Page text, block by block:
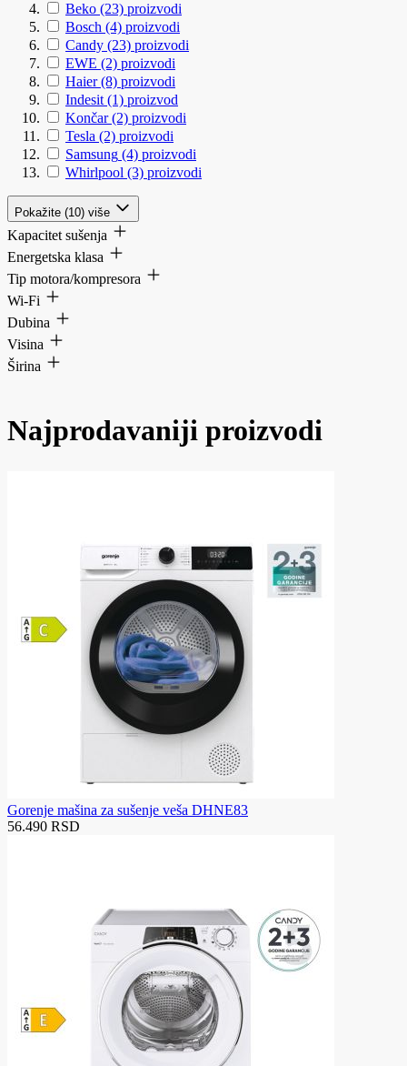
Beko (23) proizvodi
Bosch (4) proizvodi
Candy (23) proizvodi
EWE (2) proizvodi
Haier (8) proizvodi
Indesit (1) proizvod
Končar (2) proizvodi
Tesla (2) proizvodi
Samsung (4) proizvodi
Whirlpool (3) proizvodi
Pokažite (10) više
Kapacitet sušenja
Energetska klasa
Tip motora/kompresora
Wi-Fi
Dubina
Visina
Širina
Najprodavaniji proizvodi
Gorenje mašina za sušenje veša DHNE83
56.490 RSD